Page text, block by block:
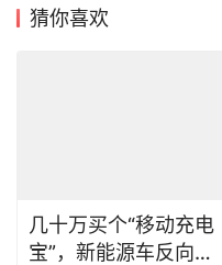
猜你喜欢
几十万买个“移动充电
宝”，新能源车反向卖